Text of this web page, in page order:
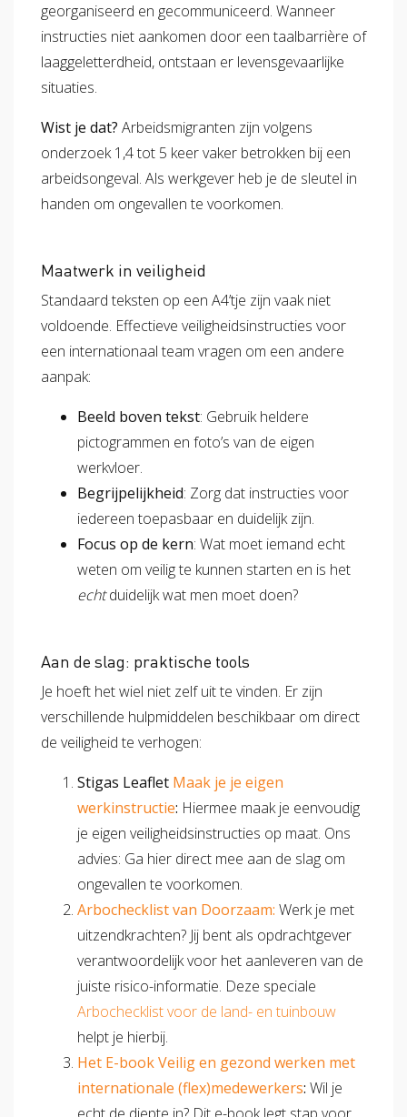
georganiseerd en gecommuniceerd. Wanneer
instructies niet aankomen door een taalbarrière of
laaggeletterdheid, ontstaan er levensgevaarlijke
situaties.
Wist je dat? Arbeidsmigranten zijn volgens
onderzoek 1,4 tot 5 keer vaker betrokken bij een
arbeidsongeval. Als werkgever heb je de sleutel in
handen om ongevallen te voorkomen.
Maatwerk in veiligheid
Standaard teksten op een A4’tje zijn vaak niet
voldoende. Effectieve veiligheidsinstructies voor
een internationaal team vragen om een andere
aanpak:
Beeld boven tekst: Gebruik heldere
pictogrammen en foto’s van de eigen
werkvloer.
Begrijpelijkheid: Zorg dat instructies voor
iedereen toepasbaar en duidelijk zijn.
Focus op de kern: Wat moet iemand echt
weten om veilig te kunnen starten en is het
echtduidelijk wat men moet doen?
Aan de slag: praktische tools
Je hoeft het wiel niet zelf uit te vinden. Er zijn
verschillende hulpmiddelen beschikbaar om direct
de veiligheid te verhogen:
Stigas Leaflet Maak je je eigen
werkinstructie: Hiermee maak je eenvoudig
je eigen veiligheidsinstructies op maat. Ons
advies: Ga hier direct mee aan de slag om
ongevallen te voorkomen.
Arbochecklist van Doorzaam: Werk je met
uitzendkrachten? Jij bent als opdrachtgever
verantwoordelijk voor het aanleveren van de
juiste risico-informatie. Deze speciale
Arbochecklist voor de land- en tuinbouw
helpt je hierbij.
Het E-book Veilig en gezond werken met
internationale (flex)medewerkers: Wil je